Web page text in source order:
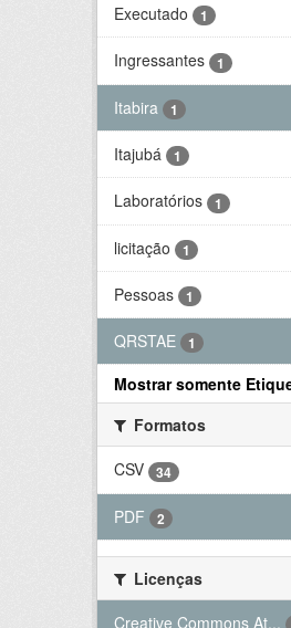
Executado 1
Ingressantes 1
Itabira 1
Itajubá 1
Laboratórios 1
licitação 1
Pessoas 1
QRSTAE 1
Mostrar somente
Formatos
CSV
34
PDF 2
Licenças
Creative Commons At...